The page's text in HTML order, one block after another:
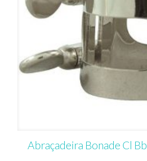
Abraçadeira Bonade Cl Bb